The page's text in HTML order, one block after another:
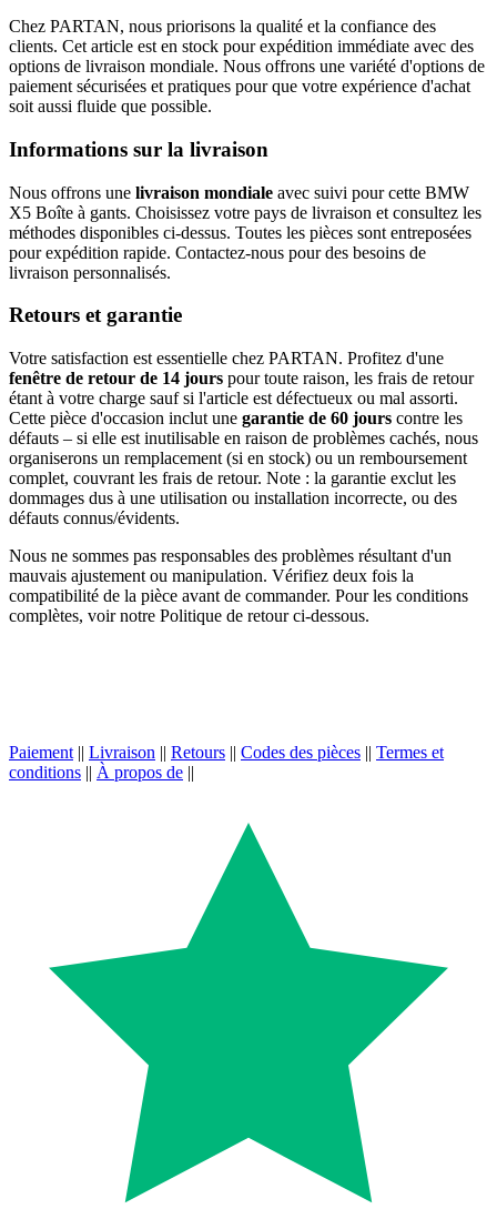
Chez PARTAN, nous priorisons la qualité et la confiance des
clients. Cet article est en stock pour expédition immédiate avec des
options de livraison mondiale. Nous offrons une variété d'options de
paiement sécurisées et pratiques pour que votre expérience d'achat
soit aussi fluide que possible.
Informations sur la livraison
Nous offrons une livraison mondiale avec suivi pour cette BMW
X5 Boîte à gants. Choisissez votre pays de livraison et consultez les
méthodes disponibles ci-dessus. Toutes les pièces sont entreposées
pour expédition rapide. Contactez-nous pour des besoins de
livraison personnalisés.
Retours et garantie
Votre satisfaction est essentielle chez PARTAN. Profitez d'une
fenêtre de retour de 14 jours pour toute raison, les frais de retour
étant à votre charge sauf si l'article est défectueux ou mal assorti.
Cette pièce d'occasion inclut une garantie de 60 jours contre les
défauts – si elle est inutilisable en raison de problèmes cachés, nous
organiserons un remplacement (si en stock) ou un remboursement
complet, couvrant les frais de retour. Note : la garantie exclut les
dommages dus à une utilisation ou installation incorrecte, ou des
défauts connus/évidents.
Nous ne sommes pas responsables des problèmes résultant d'un
mauvais ajustement ou manipulation. Vérifiez deux fois la
compatibilité de la pièce avant de commander. Pour les conditions
complètes, voir notre Politique de retour ci-dessous.
Paiement || Livraison || Retours || Codes des pièces || Termes et
conditions || À propos de ||